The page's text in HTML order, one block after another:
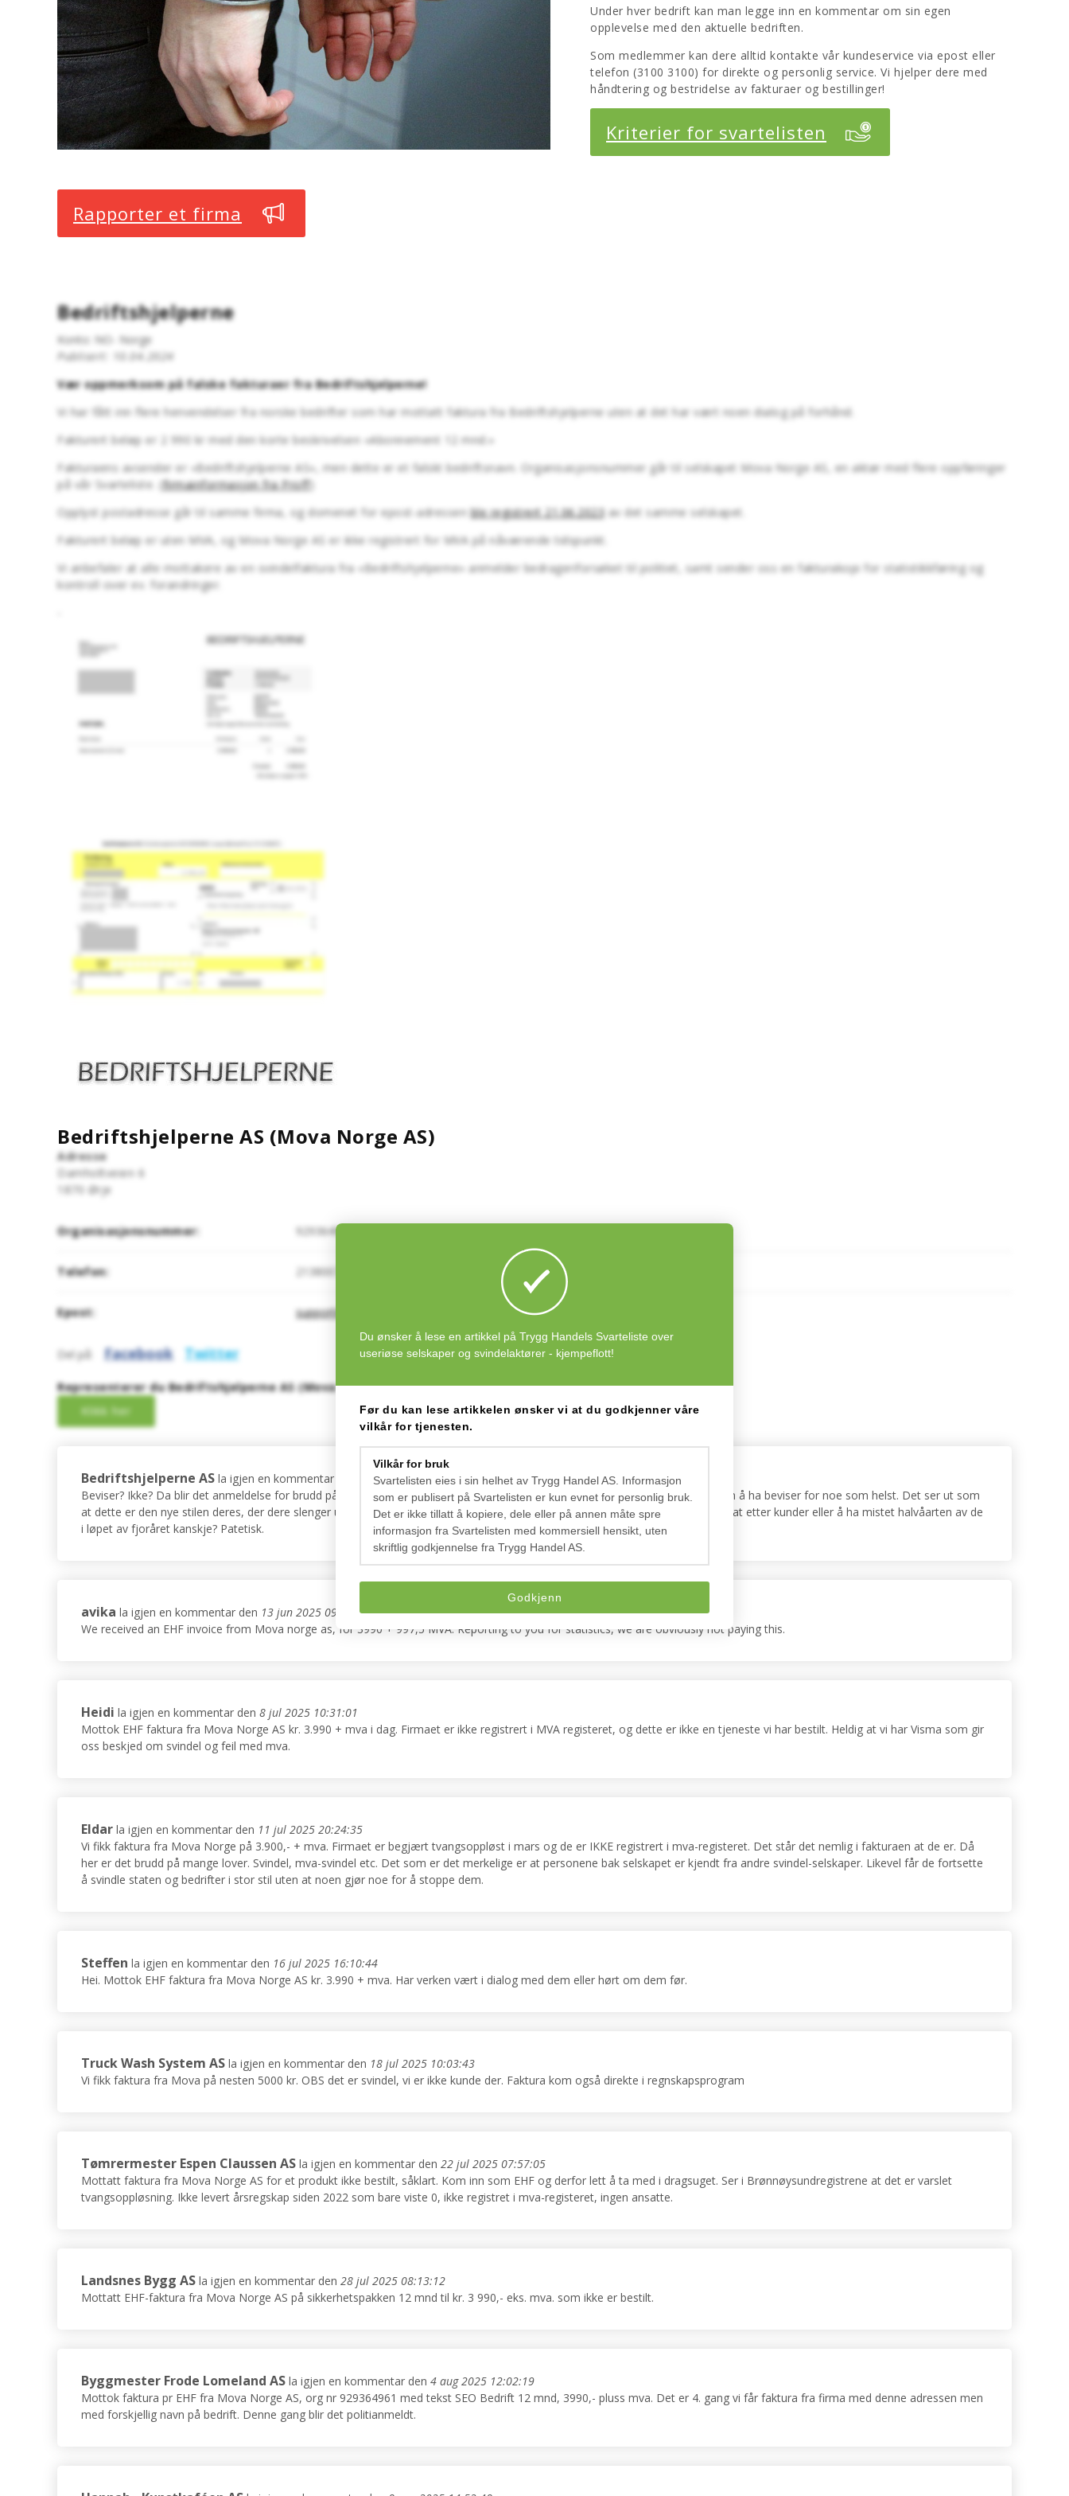
Under hver bedrift kan man legge inn en kommentar om sin egen
opplevelse med den aktuelle bedriften.
Som medlemmer kan dere alltid kontakte vår kundeservice via epost eller
telefon (3100 3100) for direkte og personlig service. Vi hjelper dere med
håndtering og bestridelse av fakturaer og bestillinger!
Kriterier for svartelisten
Rapporter et firma
Bedriftshjelperne
Konto: NO- Norge
Publisert: 10.04.2024
Vær oppmerksom på falske fakturaer fra Bedriftshjelperne!
Vi har fått inn flere henvendelser fra norske bedrifter som har mottatt faktura fra Bedriftshjelperne uten at det har vært noen dialog på forhånd.
Fakturert beløp er 2 990 kr med den korte beskrivelsen «Abonnement 12 mnd.»
Fakturaens avsender er «Bedriftshjelperne AS», men dette er et falskt bedriftsnavn. Organisasjonsnummer går til selskapet Mova Norge AS, en aktør med flere oppføringer
på vår Svarteliste. (firmainformasjon fra Proff)
Opplyst postadresse går til samme firma, og domenet for epost-adressenble registrert 21.06.2023av det samme selskapet.
Fakturert beløp er uten MVA, og Mova Norge AS er ikke registrert for MVA på nåværende tidspunkt.
Vi anbefaler at alle mottakere av en svindelfaktura fra «Bedriftshjelperne» anmelder bedrageriforsøket til politiet, samt sender oss en fakturakopi for statistikkføring og
kontroll over ev. forandringer.
Bedriftshjelperne AS (Mova Norge AS)
Adresse
Damholtveien 6
1870 Ørje
Organisasjonsnummer: 929364961
Telefon: 21380071
Epost: support@nbedrift.no
Del på: Facebook Twitter
Representerer du Bedriftshjelperne AS (Mova Norge AS) og mener at denne varslingen er feil?
Du ønsker å lese en artikkel på Trygg Handels Svarteliste over
useriøse selskaper og svindelaktører - kjempeflott!
Før du kan lese artikkelen ønsker vi at du godkjenner våre
vilkår for tjenesten.
Vilkår for bruk
Svartelisten eies i sin helhet av Trygg Handel AS. Informasjon
som er publisert på Svartelisten er kun evnet for personlig bruk.
Det er ikke tillatt å kopiere, dele eller på annen måte spre
informasjon fra Svartelisten med kommersiell hensikt, uten
skriftlig godkjennelse fra Trygg Handel AS.
Godkjenn
Bedriftshjelperne AS la igjen en kommentar den
10 apr 2024 07:46:35
Beviser? Ikke? Da blir det anmeldelse for brudd på markedsføringsloven og det blir også levert søksmål for negativ omtale uten å ha beviser for noe som helst. Det ser ut som
at dette er den nye stilen deres, der dere slenger ut med beskyldninger mot folk uten å ha en tråd med beviser for noe. Desperat etter kunder eller å ha mistet halvåarten av de
i løpet av fjoråret kanskje? Patetisk.
avika la igjen en kommentar den 13 jun 2025 09:54:12
We received an EHF invoice from Mova norge as, for 3990 + 997,5 MVA. Reporting to you for statistics, we are obviously not paying this.
Heidi la igjen en kommentar den 8 jul 2025 10:31:01
Mottok EHF faktura fra Mova Norge AS kr. 3.990 + mva i dag. Firmaet er ikke registrert i MVA registeret, og dette er ikke en tjeneste vi har bestilt. Heldig at vi har Visma som gir
oss beskjed om svindel og feil med mva.
Eldar la igjen en kommentar den 11 jul 2025 20:24:35
Vi fikk faktura fra Mova Norge på 3.900,- + mva. Firmaet er begjært tvangsoppløst i mars og de er IKKE registrert i mva-registeret. Det står det nemlig i fakturaen at de er. Då
her er det brudd på mange lover. Svindel, mva-svindel etc. Det som er det merkelige er at personene bak selskapet er kjendt fra andre svindel-selskaper. Likevel får de fortsette
å svindle staten og bedrifter i stor stil uten at noen gjør noe for å stoppe dem.
Steffen la igjen en kommentar den 16 jul 2025 16:10:44
Hei. Mottok EHF faktura fra Mova Norge AS kr. 3.990 + mva. Har verken vært i dialog med dem eller hørt om dem før.
Truck Wash System AS la igjen en kommentar den 18 jul 2025 10:03:43
Vi fikk faktura fra Mova på nesten 5000 kr. OBS det er svindel, vi er ikke kunde der. Faktura kom også direkte i regnskapsprogram
Tømrermester Espen Claussen AS la igjen en kommentar den 22 jul 2025 07:57:05
Mottatt faktura fra Mova Norge AS for et produkt ikke bestilt, såklart. Kom inn som EHF og derfor lett å ta med i dragsuget. Ser i Brønnøysundregistrene at det er varslet
tvangsoppløsning. Ikke levert årsregskap siden 2022 som bare viste 0, ikke registret i mva-registeret, ingen ansatte.
Landsnes Bygg AS la igjen en kommentar den 28 jul 2025 08:13:12
Mottatt EHF-faktura fra Mova Norge AS på sikkerhetspakken 12 mnd til kr. 3 990,- eks. mva. som ikke er bestilt.
Byggmester Frode Lomeland AS la igjen en kommentar den 4 aug 2025 12:02:19
Mottok faktura pr EHF fra Mova Norge AS, org nr 929364961 med tekst SEO Bedrift 12 mnd, 3990,- pluss mva. Det er 4. gang vi får faktura fra firma med denne adressen men
med forskjellig navn på bedrift. Denne gang blir det politianmeldt.